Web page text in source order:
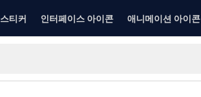
스티커 인터페이스 아이콘 애니메이션 아이콘